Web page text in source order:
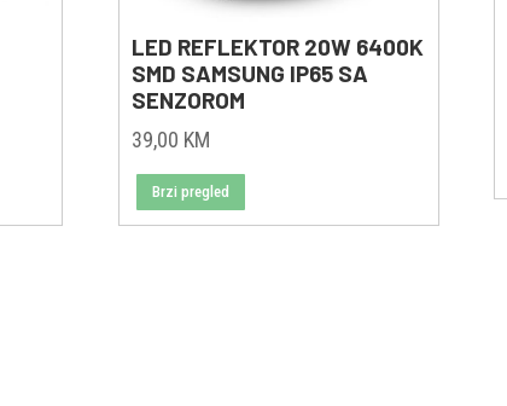
LED REFLEKTOR 20W 6400K
SMD SAMSUNG IP65 SA
SENZOROM
39,00 KM
Brzi pregled